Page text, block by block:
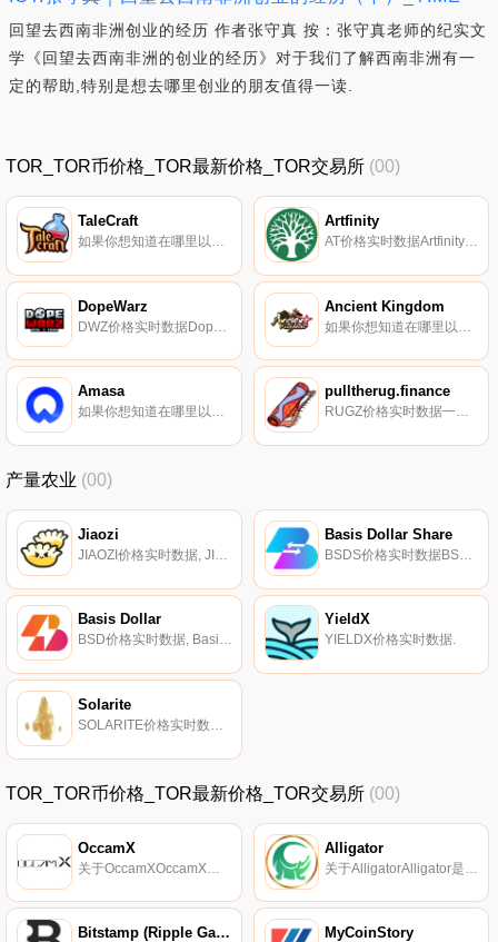
回望去西南非洲创业的经历 作者张守真 按：张守真老师的纪实文
学《回望去西南非洲的创业的经历》对于我们了解西南非洲有一
定的帮助,特别是想去哪里创业的朋友值得一读.
TOR_TOR币价格_TOR最新价格_TOR交易所 (00)
TaleCraft
如果你想知道在哪里以当前价格购买TaleCraft,目前交易{TaleCraft]股票的顶级加密货币交易所是ByCRAFTt、Gate.io、MEXC、Trader Joe（雪崩）和Pangolin。您可以在我们的加密货币交易所页面上找到其他列表.
Artfinity
AT价格实时数据Artfinity将自己描述为一个基于区块链技术的艺术溯源和安全监控系统。通过记录艺术创作的整个过程,从艺术家到连续持有者在区块链上的流通（使用物联网设备、NFC和识别技术）,追溯系统旨在消除艺术市场的欺诈问题.
DopeWarz Ancient Kingdom
Amasa
如果你想知道在哪里以当前价格购买Amasa,目前交易{Amasa]股票的顶级加密货币交易所是CoinW。您可以在我们的加密货币交易所页面上找到其他列表。Amasa是世界；其首个微收入流投资平台将用户连接到Web 3.0和DeFi交叉点的多个收入提供商.
pulltherug.finance
RUGZ价格实时数据一个专注于社区制作的NFTS的模因代币,将空投给忠实的持有者。
产量农业 (00)
Jiaozi
JIAOZI价格实时数据, JIAOZI被描述为从YUNO和KIMCHI分叉而来,并去除了YUNO添加的薄荷功能。本内容仅供参考,您不应将任何此类信息或其他材料解释为法律、税务、投资、财务或其他建议。我们网站上的任何内容都不构成Coinmarketcap的招揽、推荐、背书或报价.
Basis Dollar Share
Basis Dollar
BSD价格实时数据, Basis Dollar是一种开源、无许可的算法稳定币。Basis Dollar协议旨在恢复BasisDollar.Fi的原始愿景,最初作为以太坊区块链上的轻量级实现发布.
YieldX
YIELDX价格实时数据.
Solarite
SOLARITE价格实时数据, 该项目是Pylon Finance的一部分,该项目描述如下：保险库收取1%的提款费和20%的绩效来资助农场。第三方承包商将用于部署1MW+太阳能发电场。政府激励和规模经济使成本仅为1美元/瓦。通过“净计量”将电力出售给杜克能源公司（东海岸最大的电力公司）.
TOR_TOR币价格_TOR最新价格_TOR交易所 (00)
OccamX
关于OccamXOccamX是一款为Cardano原生代币等量身定制的高通量DEX,由经验丰富的区块链专业团队开发,并得到Occam Occelerator计划的支持.
Alligator
Bitstamp (Ripple Gateway) MyCoinStory